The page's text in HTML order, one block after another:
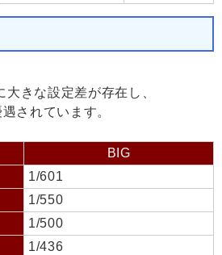
きな設定差が存在し、
されています。
BIG
1/601
1/550
1/500
1/436